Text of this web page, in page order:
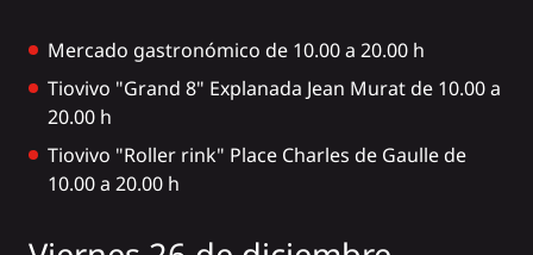
Mercado gastronómico de 10.00 a 20.00 h
Tiovivo "Grand 8" Explanada Jean Murat de 10.00 a
20.00 h
Tiovivo "Roller rink" Place Charles de Gaulle de
10.00 a 20.00 h